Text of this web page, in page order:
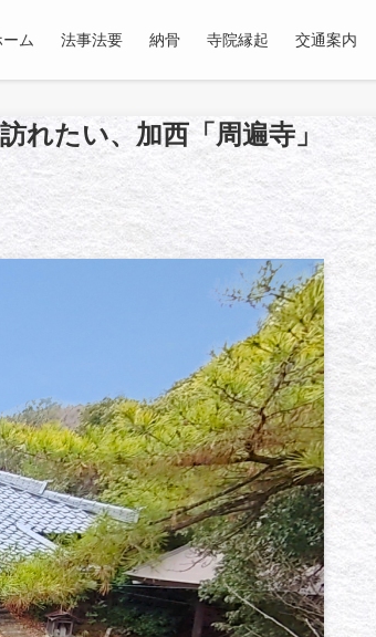
ーム 法事法要 納骨 寺院縁起 交通案内
れたい、加西「周遍寺」